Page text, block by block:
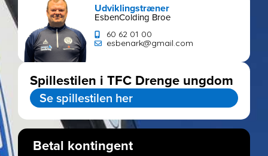
Udviklingstræner
EsbenColding Broe
60 62 01 00
esbenark@gmail.com
Spillestilen i TFC Drenge ungdom
Se spillestilen her
Betal kontingent